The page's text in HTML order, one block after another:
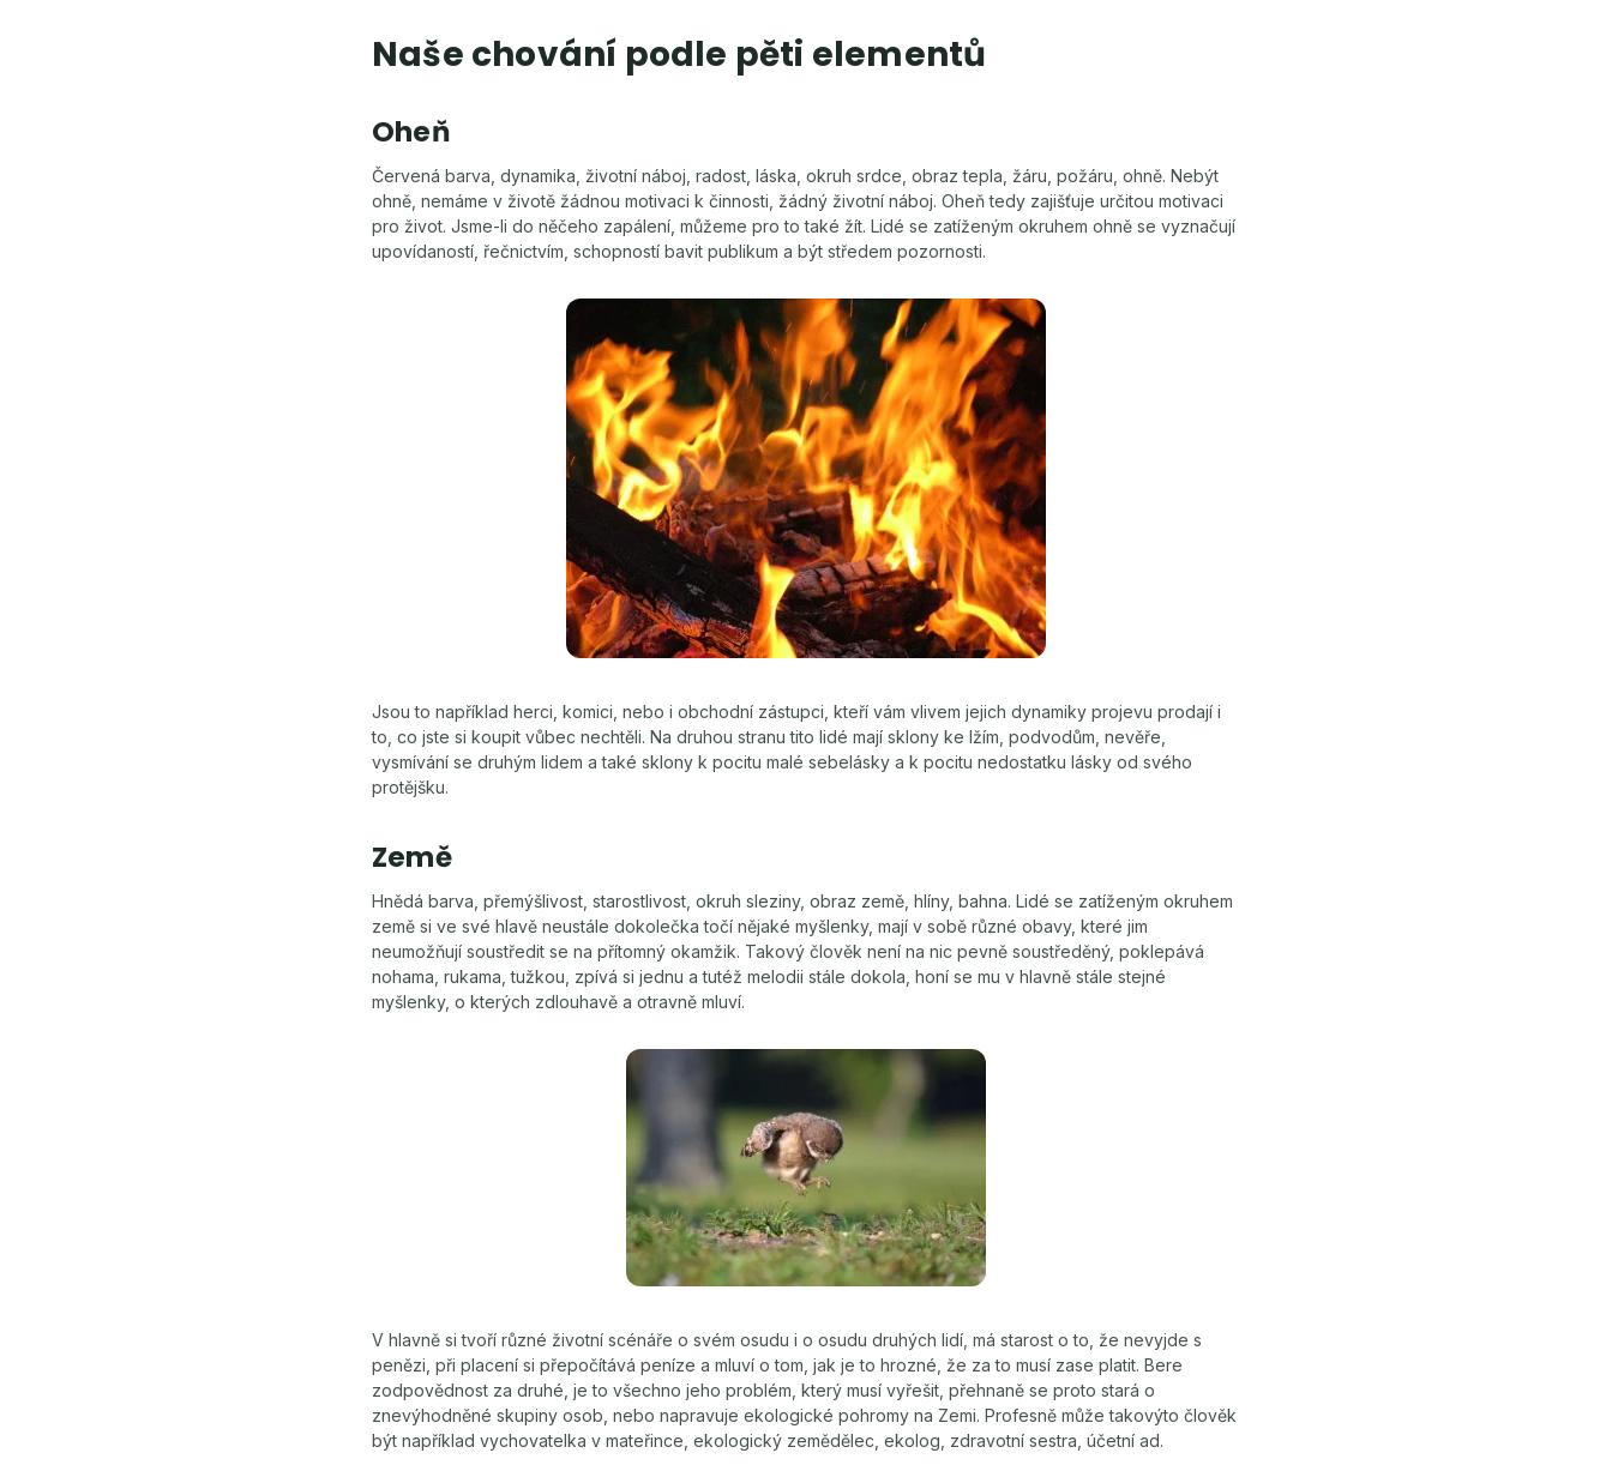
Naše chování podle pěti elementů
Oheň
Červená barva, dynamika, životní náboj, radost, láska, okruh srdce, obraz tepla, žáru, požáru, ohně. Nebýt
ohně, nemáme v životě žádnou motivaci k činnosti, žádný životní náboj. Oheň tedy zajišťuje určitou motivaci
pro život. Jsme-li do něčeho zapálení, můžeme pro to také žít. Lidé se zatíženým okruhem ohně se vyznačují
upovídaností, řečnictvím, schopností bavit publikum a být středem pozornosti.
Jsou to například herci, komici, nebo i obchodní zástupci, kteří vám vlivem jejich dynamiky projevu prodají i
to, co jste si koupit vůbec nechtěli. Na druhou stranu tito lidé mají sklony ke lžím, podvodům, nevěře,
vysmívání se druhým lidem a také sklony k pocitu malé sebelásky a k pocitu nedostatku lásky od svého
protějšku.
Země
Hnědá barva, přemýšlivost, starostlivost, okruh sleziny, obraz země, hlíny, bahna. Lidé se zatíženým okruhem
země si ve své hlavě neustále dokolečka točí nějaké myšlenky, mají v sobě různé obavy, které jim
neumožňují soustředit se na přítomný okamžik. Takový člověk není na nic pevně soustředěný, poklepává
nohama, rukama, tužkou, zpívá si jednu a tutéž melodii stále dokola, honí se mu v hlavně stále stejné
myšlenky, o kterých zdlouhavě a otravně mluví.
V hlavně si tvoří různé životní scénáře o svém osudu i o osudu druhých lidí, má starost o to, že nevyjde s
penězi, při placení si přepočítává peníze a mluví o tom, jak je to hrozné, že za to musí zase platit. Bere
zodpovědnost za druhé, je to všechno jeho problém, který musí vyřešit, přehnaně se proto stará o
znevýhodněné skupiny osob, nebo napravuje ekologické pohromy na Zemi. Profesně může takovýto člověk
být například vychovatelka v mateřince, ekologický zemědělec, ekolog, zdravotní sestra, účetní ad.